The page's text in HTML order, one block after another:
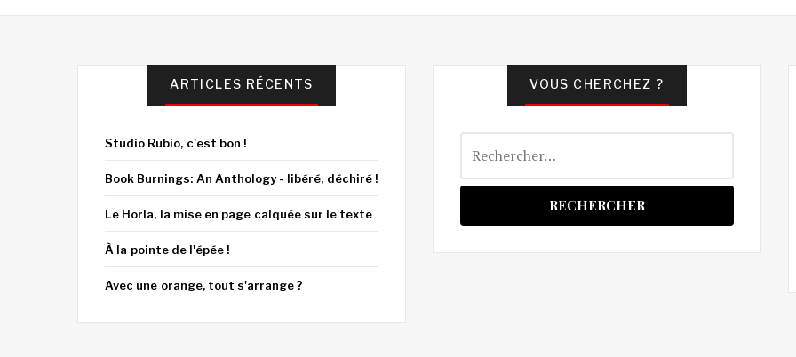
ARTICLES RÉCENTS
Studio Rubio, c'est bon !
Book Burnings: An Anthology - libéré, déchiré !
Le Horla, la mise en page calquée sur le texte
À la pointe de l'épée !
Avec une orange, tout s'arrange ?
VOUS CHERCHEZ ?